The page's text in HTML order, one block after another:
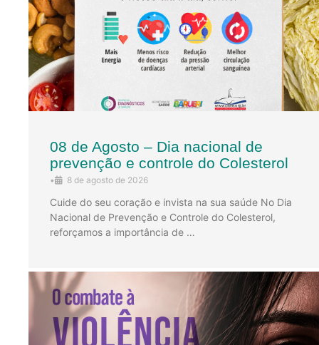
08 de Agosto – Dia nacional de
prevenção e controle do Colesterol
• 8 de agosto de 2026
Cuide do seu coração e invista na sua saúde No Dia
Nacional de Prevenção e Controle do Colesterol,
reforçamos a importância de …